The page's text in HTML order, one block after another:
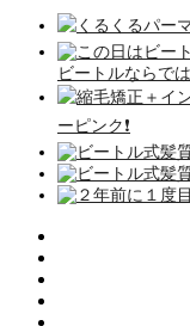
ビートルならで
ーピンク❗️